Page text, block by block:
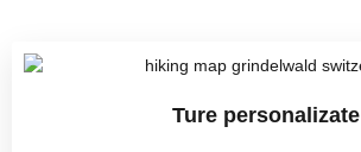
Ture personalizate